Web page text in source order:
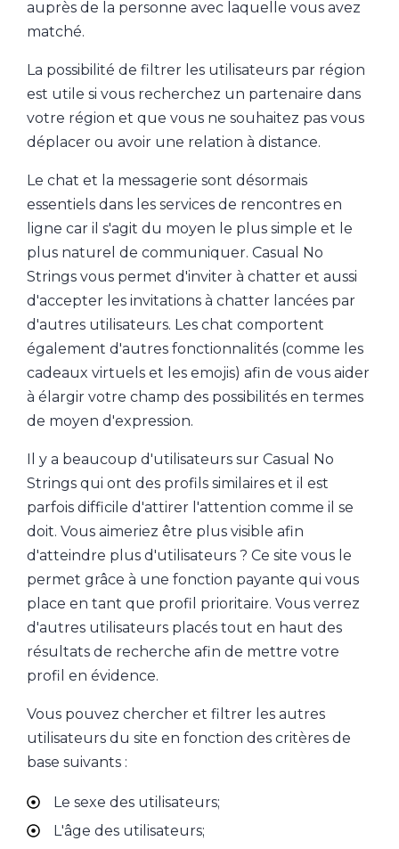
auprès de la personne avec laquelle vous avez
matché.
La possibilité de filtrer les utilisateurs par région
est utile si vous recherchez un partenaire dans
votre région et que vous ne souhaitez pas vous
déplacer ou avoir une relation à distance.
Le chat et la messagerie sont désormais
essentiels dans les services de rencontres en
ligne car il s'agit du moyen le plus simple et le
plus naturel de communiquer. Casual No
Strings vous permet d'inviter à chatter et aussi
d'accepter les invitations à chatter lancées par
d'autres utilisateurs. Les chat comportent
également d'autres fonctionnalités (comme les
cadeaux virtuels et les emojis) afin de vous aider
à élargir votre champ des possibilités en termes
de moyen d'expression.
Il y a beaucoup d'utilisateurs sur Casual No
Strings qui ont des profils similaires et il est
parfois difficile d'attirer l'attention comme il se
doit. Vous aimeriez être plus visible afin
d'atteindre plus d'utilisateurs ? Ce site vous le
permet grâce à une fonction payante qui vous
place en tant que profil prioritaire. Vous verrez
d'autres utilisateurs placés tout en haut des
résultats de recherche afin de mettre votre
profil en évidence.
Vous pouvez chercher et filtrer les autres
utilisateurs du site en fonction des critères de
base suivants :
Le sexe des utilisateurs;
L'âge des utilisateurs;